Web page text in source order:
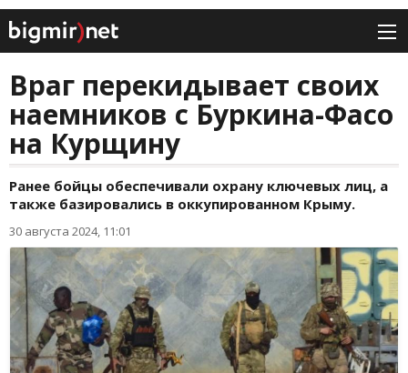
Враг перекидывает своих
наемников с Буркина-Фасо
на Курщину
Ранее бойцы обеспечивали охрану ключевых лиц, а
также базировались в оккупированном Крыму.
30 августа 2024, 11:01